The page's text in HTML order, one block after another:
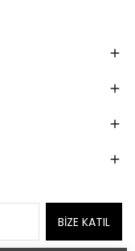
BİZE KATIL